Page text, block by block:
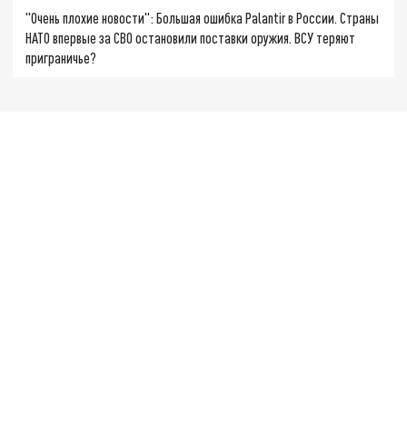
"Очень плохие новости": Большая ошибка Palantir в России. Страны
НАТО впервые за СВО остановили поставки оружия. ВСУ теряют
приграничье?